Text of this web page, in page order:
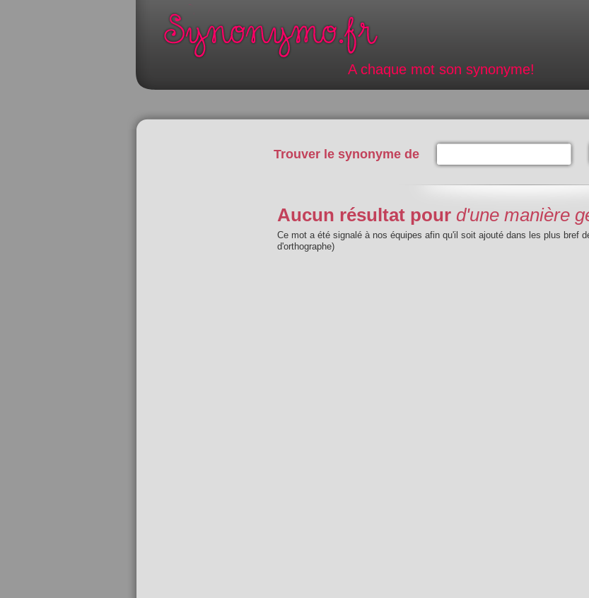
A chaque mot son synonyme!
Trouver le synonyme de
Aucun résultat pour d'une manière
Ce mot a été signalé à nos équipes afin qu'il soit ajouté dans les plus bref
d'orthographe)